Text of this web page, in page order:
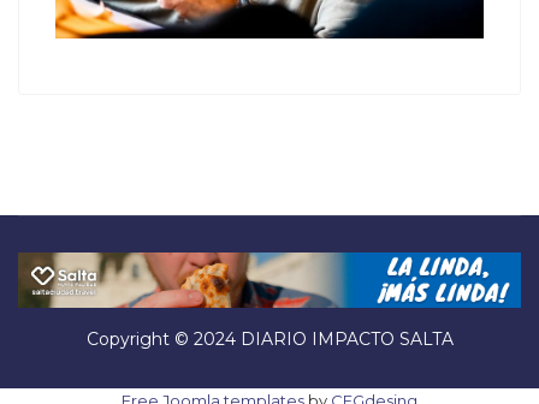
Copyright © 2024 DIARIO IMPACTO SALTA